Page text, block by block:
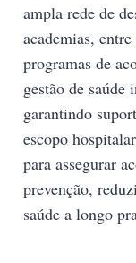
ampla rede de
academias,
programas de
gestão de saúde
garantindo
escopo
para assegurar
prevenção,
saúde a longo